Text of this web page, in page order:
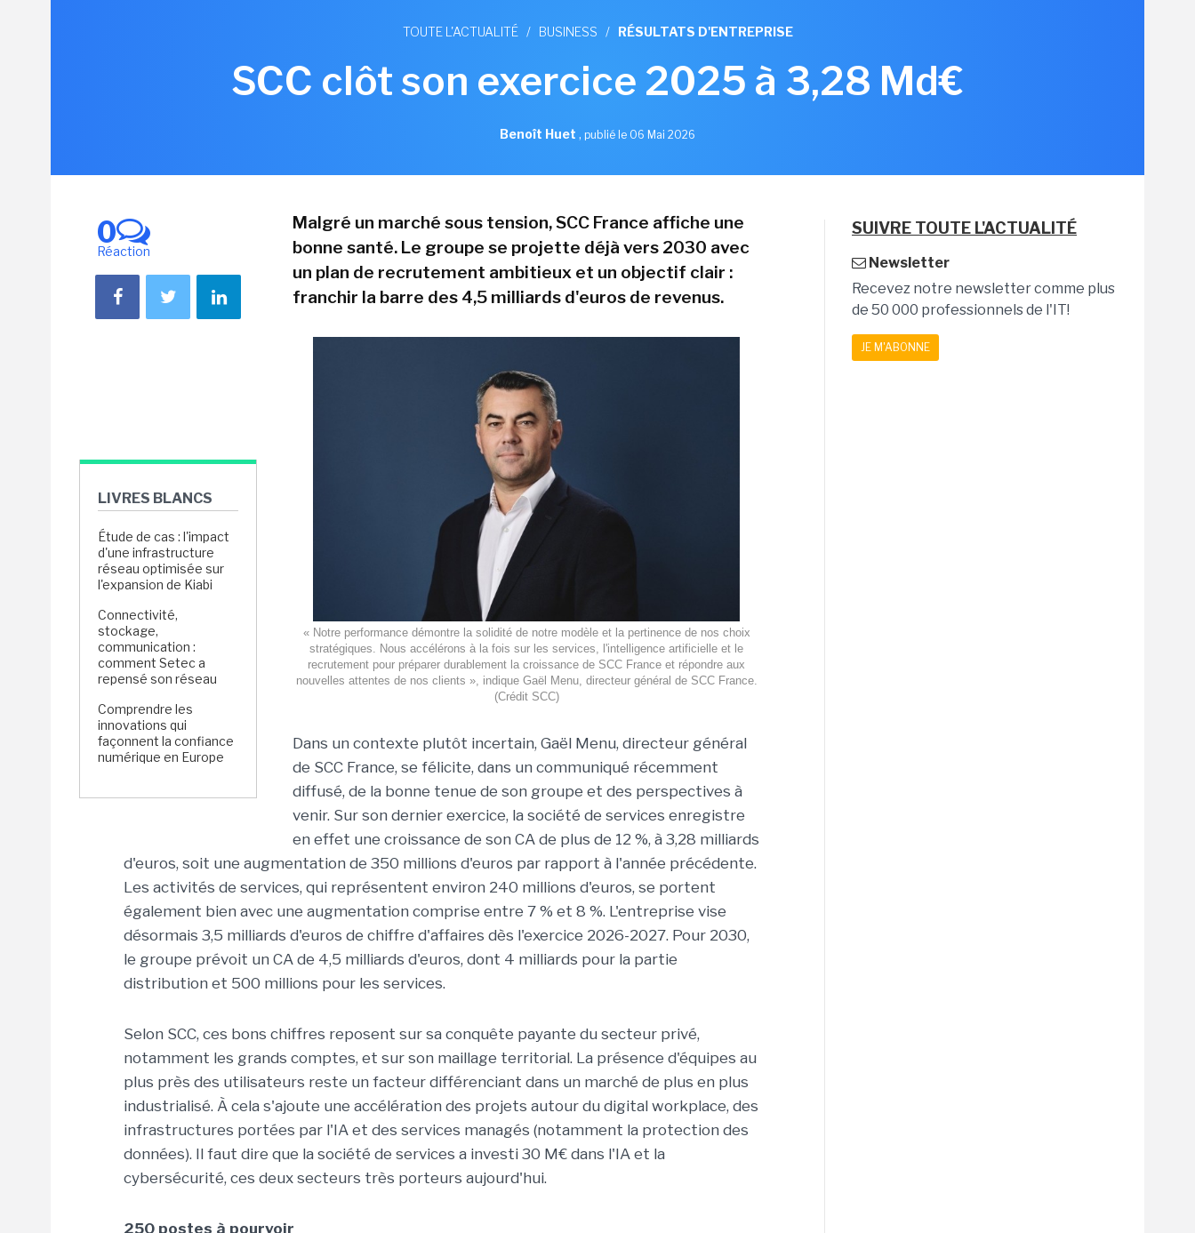
TOUTE L'ACTUALITÉ / BUSINESS / RÉSULTATS D'ENTREPRISE
SCC clôt son exercice 2025 à 3,28 Md€
Benoît Huet , publié le 06 Mai 2026
0
Réaction
LIVRES BLANCS
Étude de cas : l'impact
d'une infrastructure
réseau optimisée sur
l'expansion de Kiabi
Connectivité,
stockage,
communication :
comment Setec a
repensé son réseau
Comprendre les
innovations qui
façonnent la confiance
numérique en Europe
Malgré un marché sous tension, SCC France affiche une
bonne santé. Le groupe se projette déjà vers 2030 avec
un plan de recrutement ambitieux et un objectif clair :
franchir la barre des 4,5 milliards d'euros de revenus.
« Notre performance démontre la solidité de notre modèle et la pertinence de nos choix
stratégiques. Nous accélérons à la fois sur les services, l'intelligence artificielle et le
recrutement pour préparer durablement la croissance de SCC France et répondre aux
nouvelles attentes de nos clients », indique Gaël Menu, directeur général de SCC France.
(Crédit SCC)
Dans un contexte plutôt incertain, Gaël Menu, directeur général
de SCC France, se félicite, dans un communiqué récemment
diffusé, de la bonne tenue de son groupe et des perspectives à
venir. Sur son dernier exercice, la société de services enregistre
en effet une croissance de son CA de plus de 12 %, à 3,28 milliards
d'euros, soit une augmentation de 350 millions d'euros par rapport à l'année précédente.
Les activités de services, qui représentent environ 240 millions d'euros, se portent
également bien avec une augmentation comprise entre 7 % et 8 %. L'entreprise vise
désormais 3,5 milliards d'euros de chiffre d'affaires dès l'exercice 2026-2027. Pour 2030,
le groupe prévoit un CA de 4,5 milliards d'euros, dont 4 milliards pour la partie
distribution et 500 millions pour les services.
Selon SCC, ces bons chiffres reposent sur sa conquête payante du secteur privé,
notamment les grands comptes, et sur son maillage territorial. La présence d'équipes au
plus près des utilisateurs reste un facteur différenciant dans un marché de plus en plus
industrialisé. À cela s'ajoute une accélération des projets autour du digital workplace, des
infrastructures portées par l'IA et des services managés (notamment la protection des
données). Il faut dire que la société de services a investi 30 M€ dans l'IA et la
cybersécurité, ces deux secteurs très porteurs aujourd'hui.
250 postes à pourvoir
SUIVRE TOUTE L'ACTUALITÉ
Newsletter
Recevez notre newsletter comme plus
de 50 000 professionnels de l'IT!
JE M'ABONNE